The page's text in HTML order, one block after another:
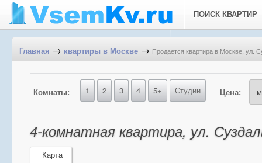
ПОИСК КВАРТИР
Главная → квартиры в Москве → Продается квартира в Москве, ул.
Комнаты: 1 2 3 4 5+ Студии Цена:
4-комнатная квартира, ул.
Карта